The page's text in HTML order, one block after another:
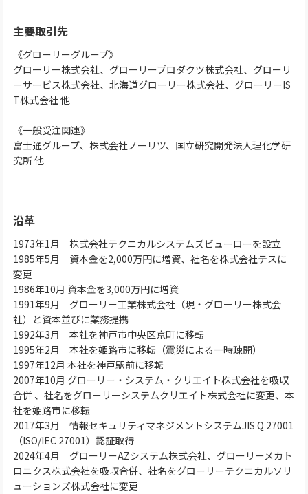
主要取引先
《グローリーグループ》
グローリー株式会社、グローリープロダクツ株式会社、グローリ
ーサービス株式会社、北海道グローリー株式会社、グローリーIS
T株式会社 他
《一般受注関連》
富士通グループ、株式会社ノーリツ、国立研究開発法人理化学研
究所 他
沿革
1973年1月 株式会社テクニカルシステムズビューローを設立
1985年5月 資本金を2,000万円に増資、社名を株式会社テスに
変更
1986年10月 資本金を3,000万円に増資
1991年9月 グローリー工業株式会社（現・グローリー株式会
社）と資本並びに業務提携
1992年3月 本社を神戸市中央区京町に移転
1995年2月 本社を姫路市に移転（震災による一時疎開）
1997年12月 本社を神戸駅前に移転
2007年10月 グローリー・システム・クリエイト株式会社を吸収
合併 、社名をグローリーシステムクリエイト株式会社に変更、本
社を姫路市に移転
2017年3月 情報セキュリティマネジメントシステムJIS Q 27001
（ISO/IEC 27001）認証取得
2024年4月 グローリーAZシステム株式会社、グローリーメカト
ロニクス株式会社を吸収合併、社名をグローリーテクニカルソリ
ューションズ株式会社に変更